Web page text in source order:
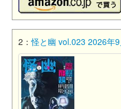
2：怪と幽 vol.023 2026年9